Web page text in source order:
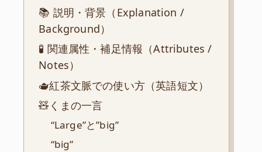
📚 説明・背景（Explanation /
Background）
🧪 関連属性・補足情報（Attributes /
Notes）
🫖紅茶文脈での使い方（英語短文）
🧸くまの一言
“Large”と”big”
“big”